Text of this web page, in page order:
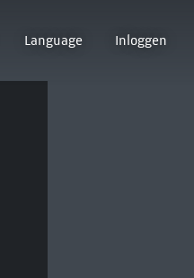
Language Inloggen